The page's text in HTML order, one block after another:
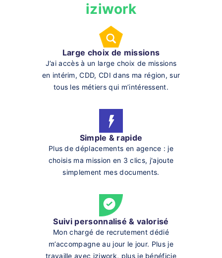
iziwork
Large choix de missions
J’ai accès à un large choix de missions
en intérim, CDD, CDI dans ma région, sur
tous les métiers qui m’intéressent.
Simple & rapide
Plus de déplacements en agence : je
choisis ma mission en 3 clics, j'ajoute
simplement mes documents.
Suivi personnalisé & valorisé
Mon chargé de recrutement dédié
m’accompagne au jour le jour. Plus je
travaille avec iziwork, plus je bénéficie